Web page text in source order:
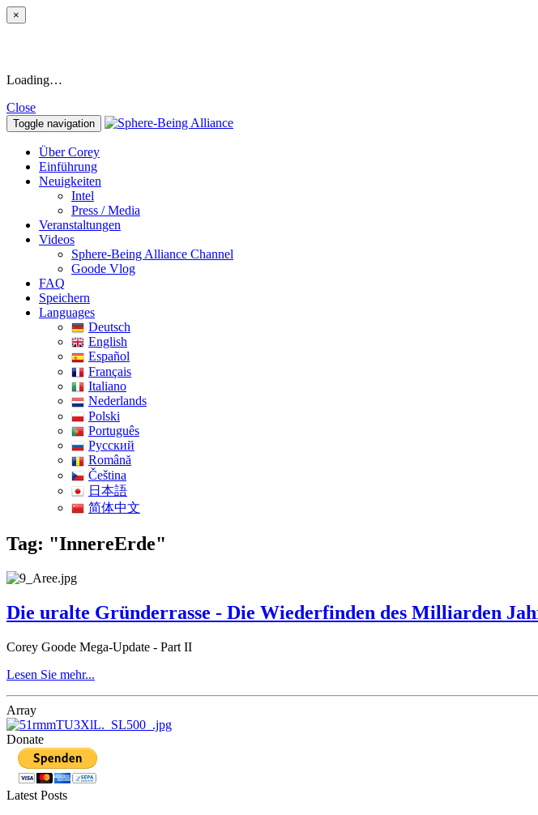
×
Loading…
Close
Toggle navigation
Über Corey
Einführung
Neuigkeiten
Intel
Press / Media
Veranstaltungen
Videos
Sphere-Being Alliance Channel
Goode Vlog
FAQ
Speichern
Languages
Deutsch
English
Español
Français
Italiano
Nederlands
Polski
Português
Pусский
Română
Čeština
日本語
简体中文
Tag: "InnereErde"
Die uralte Gründerrasse - Die Wiederfinden des Milliarden
Corey Goode Mega-Update - Part II
Lesen Sie mehr...
Array
Donate
Latest Posts